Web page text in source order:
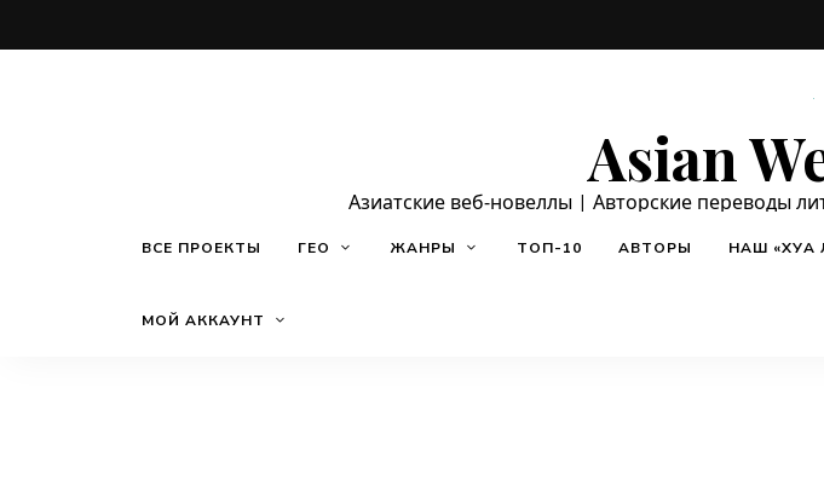
Asian
Азиатские веб-новеллы | Авторские переводы
ВСЕ ПРОЕКТЫ ГЕО ЖАНРЫ ТОП-10 АВТОРЫ НАШ «ХУА
МОЙ АККАУНТ